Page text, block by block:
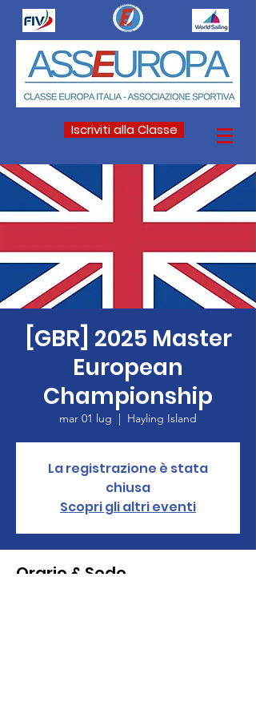
Iscriviti alla Classe
[GBR] 2025 Master
European
Championship
mar 01 lug
  |
Hayling Island
La registrazione è stata
chiusa
Scopri gli altri eventi
Orario & Sede